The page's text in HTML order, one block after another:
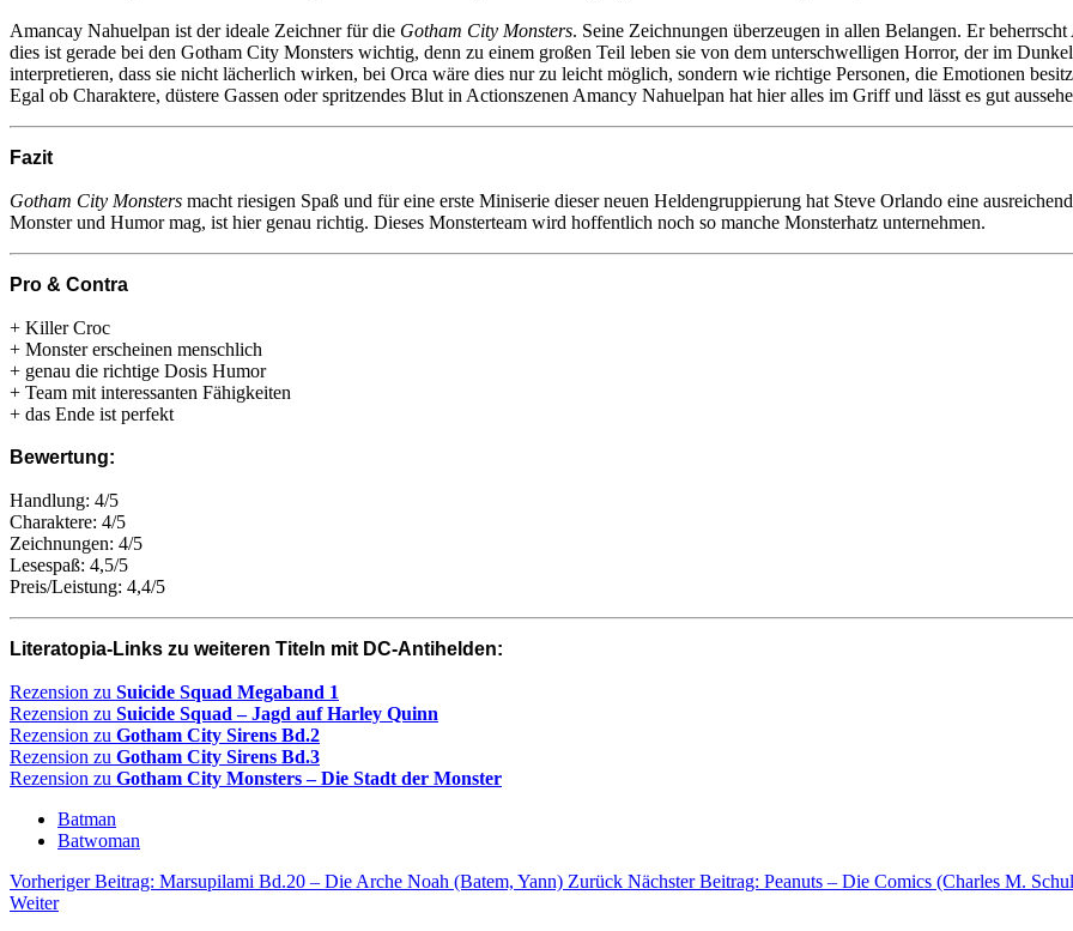
Amancay Nahuelpan ist der ideale Zeichner für die Gotham City Monsters. Seine Zeichnungen überzeugen in allen Belangen. Er
dies ist gerade bei den Gotham City Monsters wichtig, denn zu einem großen Teil leben sie von dem unterschwelligen Horror, der im
interpretieren, dass sie nicht lächerlich wirken, bei Orca wäre dies nur zu leicht möglich, sondern wie richtige Personen, die Emotionen
Egal ob Charaktere, düstere Gassen oder spritzendes Blut in Actionszenen Amancy Nahuelpan hat hier alles im Griff und lässt es gut
Fazit
Gotham City Monsters macht riesigen Spaß und für eine erste Miniserie dieser neuen Heldengruppierung hat Steve Orlando eine
Monster und Humor mag, ist hier genau richtig. Dieses Monsterteam wird hoffentlich noch so manche Monsterhatz unternehmen.
Pro & Contra
+ Killer Croc
+ Monster erscheinen menschlich
+ genau die richtige Dosis Humor
+ Team mit interessanten Fähigkeiten
+ das Ende ist perfekt
Bewertung:
Handlung: 4/5
Charaktere: 4/5
Zeichnungen: 4/5
Lesespaß: 4,5/5
Preis/Leistung: 4,4/5
Literatopia-Links zu weiteren Titeln mit DC-Antihelden:
Rezension zu Suicide Squad Megaband 1
Rezension zu Suicide Squad – Jagd auf Harley Quinn
Rezension zu Gotham City Sirens Bd.2
Rezension zu Gotham City Sirens Bd.3
Rezension zu Gotham City Monsters – Die Stadt der Monster
Batman
Batwoman
Vorheriger Beitrag: Marsupilami Bd.20 – Die Arche Noah (Batem, Yann) Zurück Nächster Beitrag: Peanuts – Die Comics (Charles M.
Weiter